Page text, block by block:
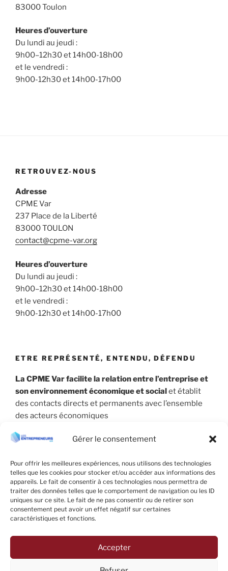
Gérer le consentement
Pour offrir les meilleures expériences, nous utilisons des technologies
telles que les cookies pour stocker et/ou accéder aux informations des
appareils. Le fait de consentir à ces technologies nous permettra de
traiter des données telles que le comportement de navigation ou les ID
uniques sur ce site. Le fait de ne pas consentir ou de retirer son
consentement peut avoir un effet négatif sur certaines
caractéristiques et fonctions.
Accepter
83000 Toulon
Heures d’ouverture
Du lundi au jeudi :
9h00–12h30 et 14h00-18h00
et le vendredi :
9h00-12h30 et 14h00-17h00
RETROUVEZ-NOUS
Adresse
CPME Var
237 Place de la Liberté
83000 TOULON
contact@cpme-var.org
Heures d’ouverture
Du lundi au jeudi :
9h00–12h30 et 14h00-18h00
et le vendredi :
9h00-12h30 et 14h00-17h00
ETRE REPRÉSENTÉ, ENTENDU, DÉFENDU
La CPME Var facilite la relation entre l’entreprise et
son environnement économique et socialet établit
des contacts directs et permanents avec l’ensemble
des acteurs économiques
FacebookLinkedInE-